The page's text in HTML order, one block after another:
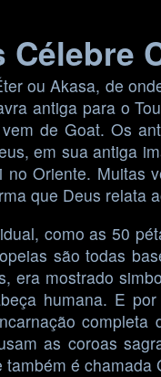
ou Akasa, de
antiga para o
de Goat. Os
em sua antiga
Oriente. Muitas
que Deus relata
como as 50
são todas
era mostrado
humana. E
completa
as coroas
é chamada